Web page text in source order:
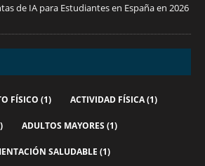
de IA para Estudiantes en España en 2026
FÍSICO (1) ACTIVIDAD FÍSICA(1)
ADULTOS MAYORES (1)
SALUDABLE (1)